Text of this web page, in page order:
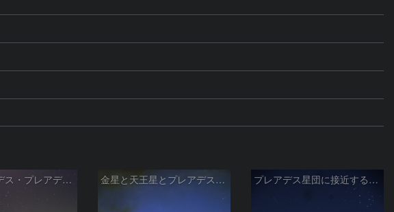
西空のヒアデス・プレアデス星団と金星(-3.9等)・天王星(5.8等) (2026/04/21) 金星と天王星とプレアデス星団の接近 プレアデス星団に接近する金星と天王星 2026/4/21